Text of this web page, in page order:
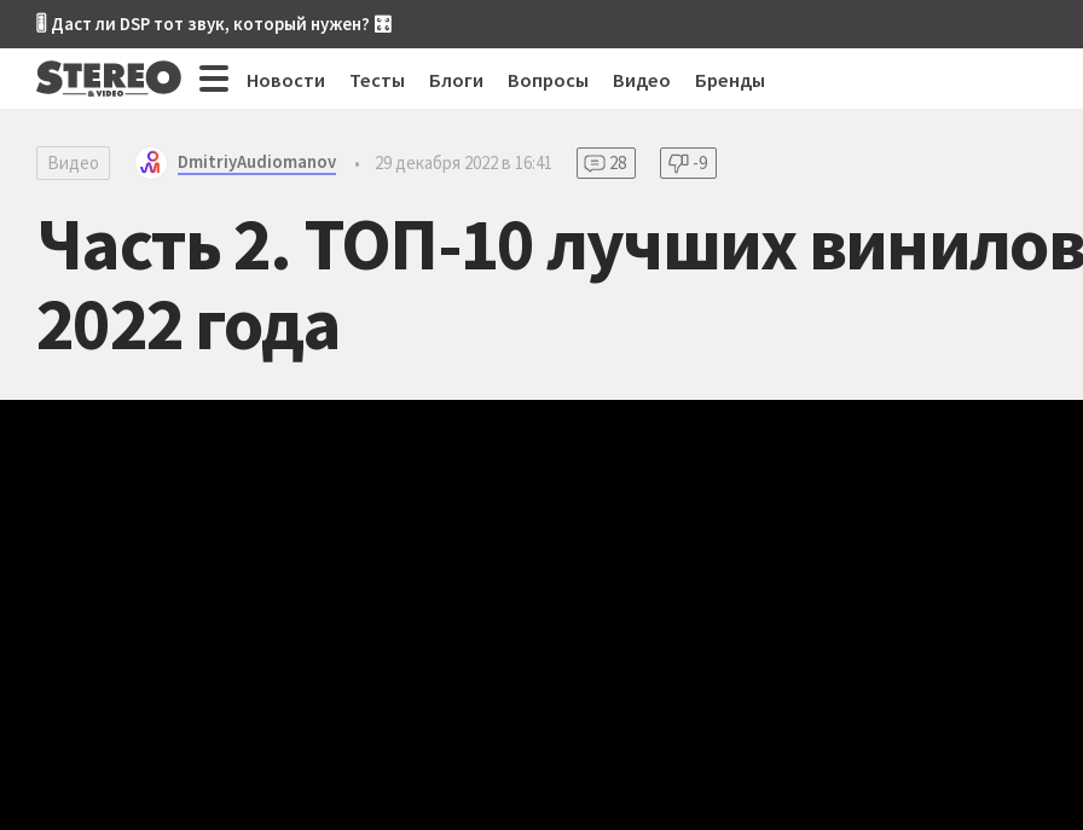
🎚 Даст ли DSP тот звук, который нужен? 🎛
Новости Тесты Блоги Вопросы Видео Бренды
Видео DmitriyAudiomanov • 29 декабря 2022 в 16:41 28 -9
Часть 2. ТОП-10 лучших
2022 года